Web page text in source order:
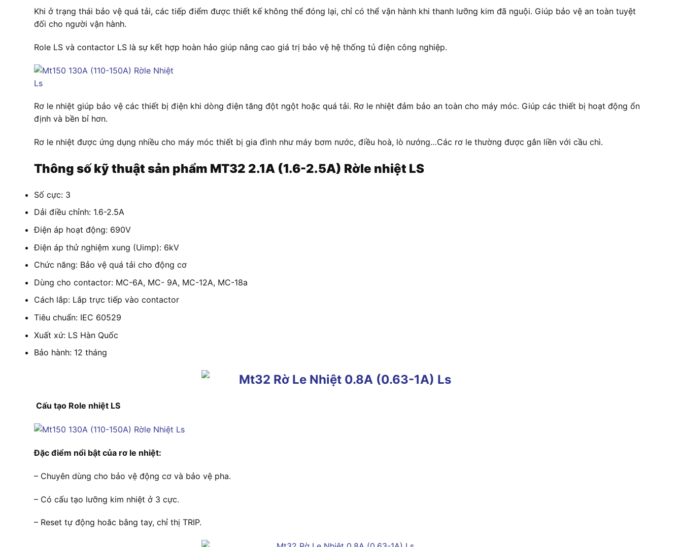
Khi ở trạng thái bảo vệ quá tải, các tiếp điểm được thiết kế không thể đóng lại, chỉ có thể vận hành khi thanh lưỡng kim đã nguội. Giúp bảo vệ an toàn tuyệt
đối cho người vận hành.
Role LS và contactor LS là sự kết hợp hoàn hảo giúp nâng cao giá trị bảo vệ hệ thống tủ điện công nghiệp.
Rơ le nhiệt giúp bảo vệ các thiết bị điện khi dòng điện tăng đột ngột hoặc quá tải. Rơ le nhiệt đảm bảo an toàn cho máy móc. Giúp các thiết bị hoạt động ổn
định và bền bỉ hơn.
Rơ le nhiệt được ứng dụng nhiều cho máy móc thiết bị gia đình như máy bơm nước, điều hoà, lò nướng…Các rơ le thường được gắn liền với cầu chì.
Thông số kỹ thuật sản phẩm MT32 2.1A (1.6-2.5A) Rờle nhiệt LS
Số cực: 3
Dải điều chỉnh: 1.6-2.5A
Điện áp hoạt động: 690V
Điện áp thử nghiệm xung (Uimp): 6kV
Chức năng: Bảo vệ quá tải cho động cơ
Dùng cho contactor: MC-6A, MC- 9A, MC-12A, MC-18a
Cách lắp: Lắp trực tiếp vào contactor
Tiêu chuẩn: IEC 60529
Xuất xứ: LS Hàn Quốc
Bảo hành: 12 tháng
Cấu tạo Role nhiệt LS
Đặc điểm nổi bật của rơ le nhiệt:
– Chuyên dùng cho bảo vệ động cơ và bảo vệ pha.
– Có cấu tạo lưỡng kim nhiệt ở 3 cực.
– Reset tự động hoăc bằng tay, chỉ thị TRIP.